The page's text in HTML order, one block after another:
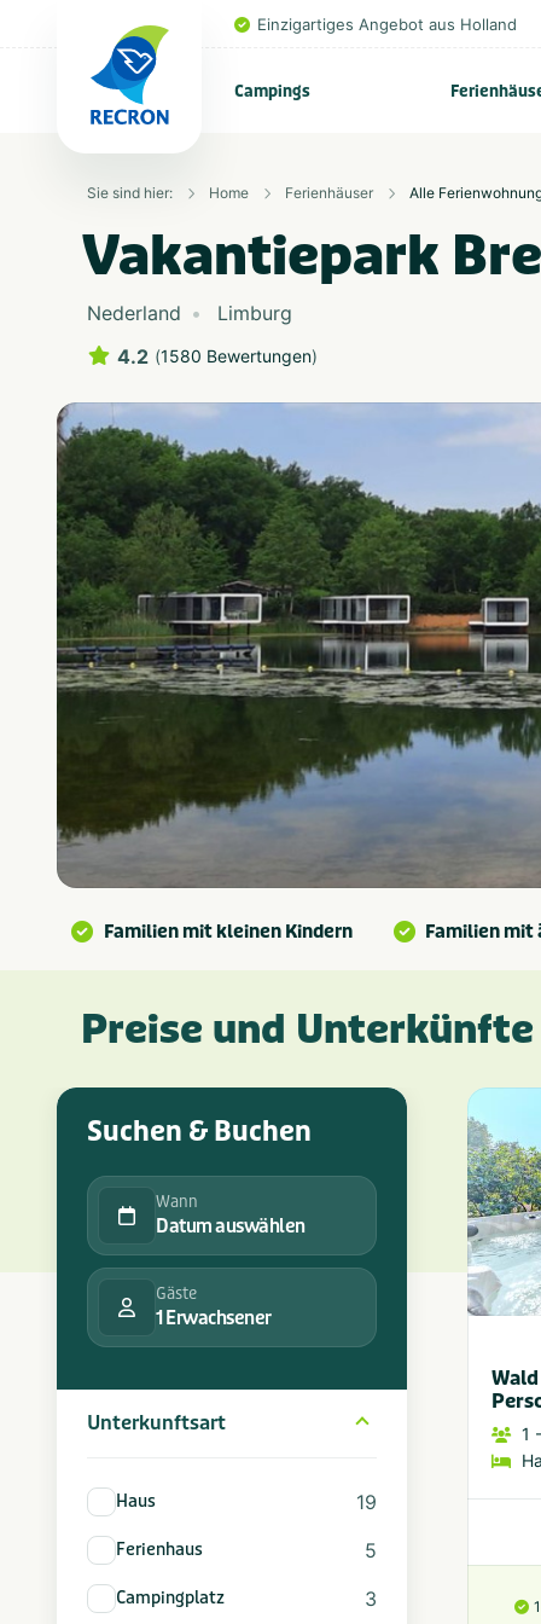
Einzigartiges Angebot aus Holland
Campings
Sie sind hier: Home Ferienhäuser Alle
Vakantiepark
Nederland
Limburg
4.2 (1580 Bewertungen)
Familien mit kleinen Kindern Familien mit
Preise und Unterkünfte
Suchen & Buchen
Wann
Datum auswählen
Gäste
1 Erwachsener
Unterkunftsart
Haus 19
Ferienhaus 5
Campingplatz 3
1